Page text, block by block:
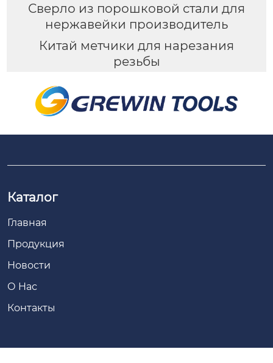
Сверло из порошковой стали для
нержавейки производитель
Китай метчики для нарезания
резьбы
Каталог
Главная
Продукция
Новости
О Hас
Контакты